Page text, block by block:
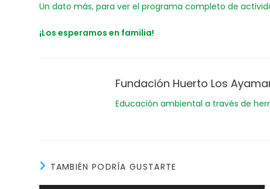
Un dato más, para ver el programa completo de
¡Los esperamos en familia!
Fundación Huerto Los
Educación ambiental a través de
TAMBIÉN PODRÍA GUSTARTE